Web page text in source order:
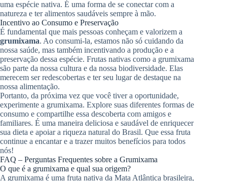
uma espécie nativa. É uma forma de se conectar com a
natureza e ter alimentos saudáveis sempre à mão.
Incentivo ao Consumo e Preservação
É fundamental que mais pessoas conheçam e valorizem a
grumixama. Ao consumi-la, estamos não só cuidando da
nossa saúde, mas também incentivando a produção e a
preservação dessa espécie. Frutas nativas como a grumixama
são parte da nossa cultura e da nossa biodiversidade. Elas
merecem ser redescobertas e ter seu lugar de destaque na
nossa alimentação.
Portanto, da próxima vez que você tiver a oportunidade,
experimente a grumixama. Explore suas diferentes formas de
consumo e compartilhe essa descoberta com amigos e
familiares. É uma maneira deliciosa e saudável de enriquecer
sua dieta e apoiar a riqueza natural do Brasil. Que essa fruta
continue a encantar e a trazer muitos benefícios para todos
nós!
FAQ – Perguntas Frequentes sobre a Grumixama
O que é a grumixama e qual sua origem?
A grumixama é uma fruta nativa da Mata Atlântica brasileira,